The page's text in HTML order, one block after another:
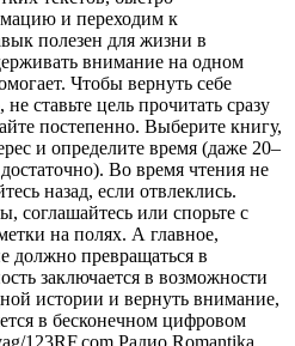
и переходим к
полезен для жизни в
внимание на одном
Чтобы вернуть себе
ставьте цель прочитать сразу
постепенно. Выберите книгу,
и определите время (даже 20–
Во время чтения не
назад, если отвлеклись.
соглашайтесь или спорьте с
на полях. А главное,
должно превращаться в
заключается в возможности
истории и вернуть внимание,
в бесконечном цифровом
123RF.com Радио Romantika